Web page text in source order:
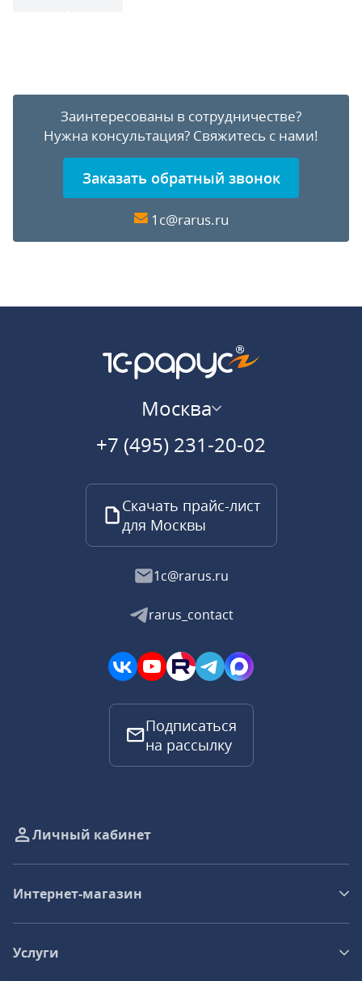
Заинтересованы в сотрудничестве?
Нужна консультация? Свяжитесь с нами!
Заказать обратный звонок
1c@rarus.ru
Москва
+7 (495) 231-20-02
Скачать прайс-лист
для Москвы
1c@rarus.ru
rarus_contact
Подписаться
на рассылку
Личный кабинет
Интернет-магазин
Услуги